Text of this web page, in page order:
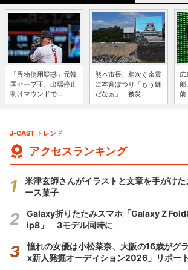
「異物使用疑惑」元韓
国セーブ王、出場停止
明けマウンドで...
熊本市長、相次ぐ余震
に本音ぽつり「もう嫌
だなぁ」 被災...
広
郎
前
J-CAST トレンド
アクセスランキング
米津玄師さんがイラストと文章を手がけ
ース菓子
Galaxy折りたたみスマホ「Galaxy Z
ip8」 3モデル同時に
憧れの女優は小松菜奈、大阪の16歳が
x新人発掘オーディション2026」リポート